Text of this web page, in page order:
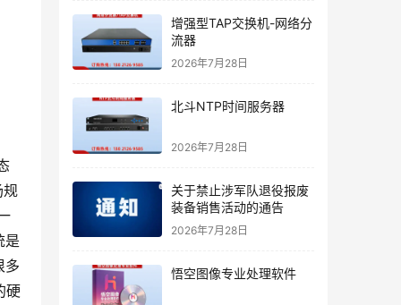
规
是
多
硬
增强型TAP交换机-网络分
流器
2026年7月28日
北斗NTP时间服务器
2026年7月28日
关于禁止涉军队退役报废
装备销售活动的通告
2026年7月28日
悟空图像专业处理软件